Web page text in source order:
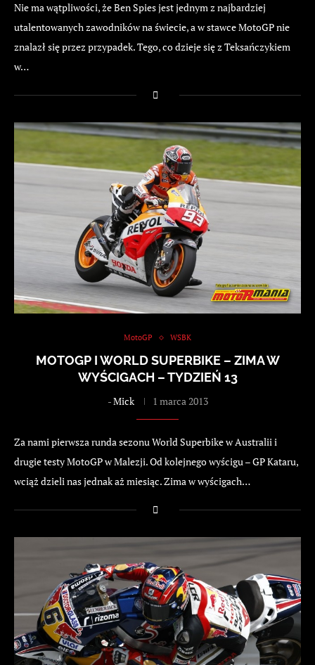
Nie ma wątpliwości, że Ben Spies jest jednym z najbardziej
utalentowanych zawodników na świecie, a w stawce MotoGP nie
znalazł się przez przypadek. Tego, co dzieje się z Teksańczykiem
w…
MotoGP WSBK
MOTOGP I WORLD SUPERBIKE – ZIMA W
WYŚCIGACH – TYDZIEŃ 13
-Mick 1 marca 2013
Za nami pierwsza runda sezonu World Superbike w Australii i
drugie testy MotoGP w Malezji. Od kolejnego wyścigu – GP Kataru,
wciąż dzieli nas jednak aż miesiąc. Zima w wyścigach…